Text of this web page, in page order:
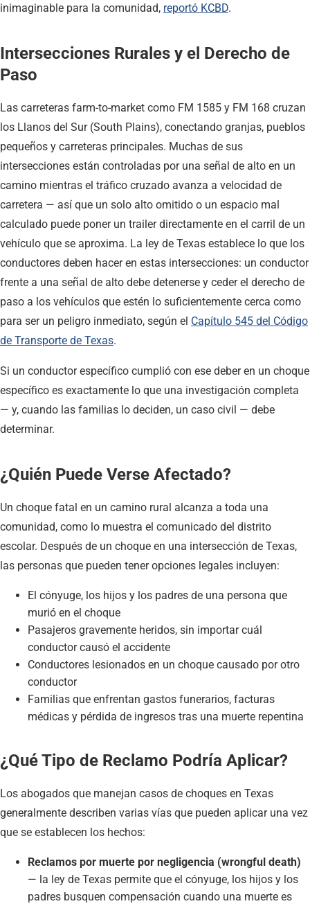
inimaginable para la comunidad, reportó KCBD.
Intersecciones Rurales y el Derecho de
Paso
Las carreteras farm-to-market como FM 1585 y FM 168 cruzan
los Llanos del Sur (South Plains), conectando granjas, pueblos
pequeños y carreteras principales. Muchas de sus
intersecciones están controladas por una señal de alto en un
camino mientras el tráfico cruzado avanza a velocidad de
carretera — así que un solo alto omitido o un espacio mal
calculado puede poner un trailer directamente en el carril de un
vehículo que se aproxima. La ley de Texas establece lo que los
conductores deben hacer en estas intersecciones: un conductor
frente a una señal de alto debe detenerse y ceder el derecho de
paso a los vehículos que estén lo suficientemente cerca como
para ser un peligro inmediato, según el Capítulo 545 del Código
de Transporte de Texas.
Si un conductor específico cumplió con ese deber en un choque
específico es exactamente lo que una investigación completa
— y, cuando las familias lo deciden, un caso civil — debe
determinar.
¿Quién Puede Verse Afectado?
Un choque fatal en un camino rural alcanza a toda una
comunidad, como lo muestra el comunicado del distrito
escolar. Después de un choque en una intersección de Texas,
las personas que pueden tener opciones legales incluyen:
El cónyuge, los hijos y los padres de una persona que
murió en el choque
Pasajeros gravemente heridos, sin importar cuál
conductor causó el accidente
Conductores lesionados en un choque causado por otro
conductor
Familias que enfrentan gastos funerarios, facturas
médicas y pérdida de ingresos tras una muerte repentina
¿Qué Tipo de Reclamo Podría Aplicar?
Los abogados que manejan casos de choques en Texas
generalmente describen varias vías que pueden aplicar una vez
que se establecen los hechos:
Reclamos por muerte por negligencia (wrongful death)
— la ley de Texas permite que el cónyuge, los hijos y los
padres busquen compensación cuando una muerte es